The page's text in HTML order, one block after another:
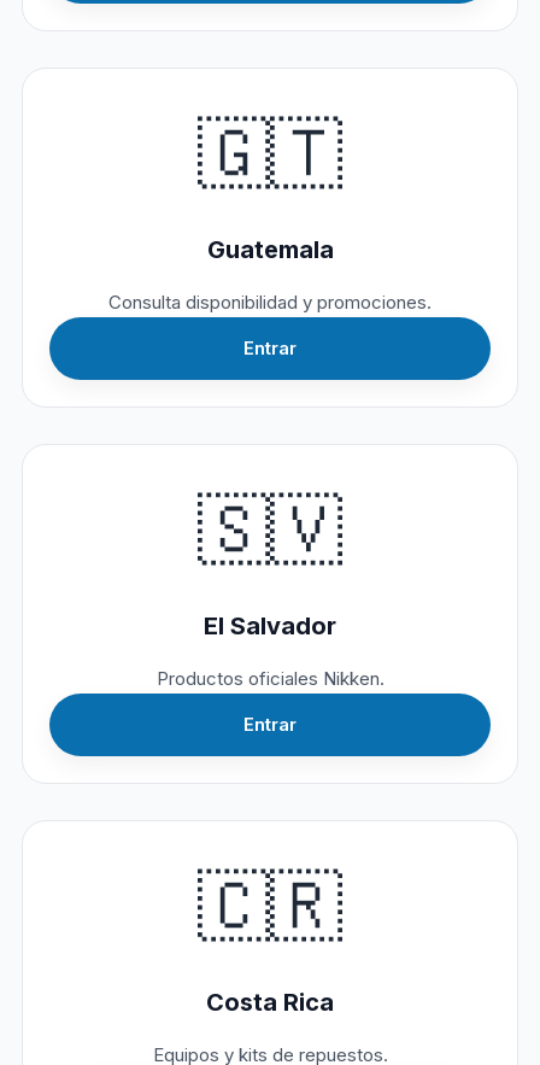
🇬🇹
Guatemala
Consulta disponibilidad y promociones.
Entrar
🇸🇻
El Salvador
Productos oficiales Nikken.
Entrar
🇨🇷
Costa Rica
Equipos y kits de repuestos.